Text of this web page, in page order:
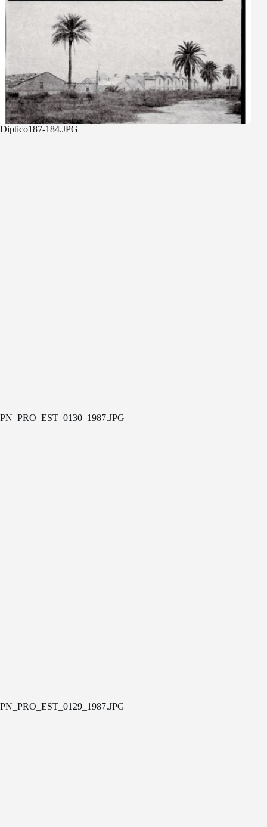
Diptico187-184.JPG
PN_PRO_EST_0130_1987.JPG
PN_PRO_EST_0129_1987.JPG